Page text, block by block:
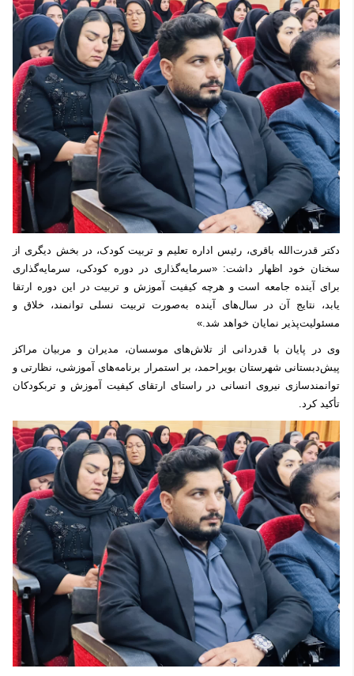
دکتر قدرت‌الله باقری، رئیس اداره تعلیم و تربیت کودک، در بخش دیگری از
سخنان خود اظهار داشت: «سرمایه‌گذاری در دوره کودکی، سرمایه‌گذاری
برای آینده جامعه است و هرچه کیفیت آموزش و تربیت در این دوره ارتقا
یابد، نتایج آن در سال‌های آینده به‌صورت تربیت نسلی توانمند، خلاق و
مسئولیت‌پذیر نمایان خواهد شد.»
وی در پایان با قدردانی از تلاش‌های موسسان، مدیران و مربیان مراکز
پیش‌دبستانی شهرستان بویراحمد، بر استمرار برنامه‌های آموزشی، نظارتی و
توانمندسازی نیروی انسانی در راستای ارتقای کیفیت آموزش و تربکودکان
تأکید کرد.